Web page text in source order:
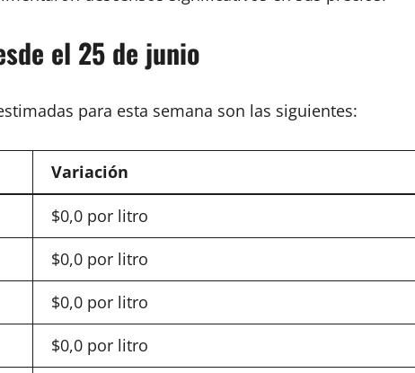
el 25 de junio
para esta semana son las siguientes:
Variación
$0,0 por litro
$0,0 por litro
$0,0 por litro
$0,0 por litro